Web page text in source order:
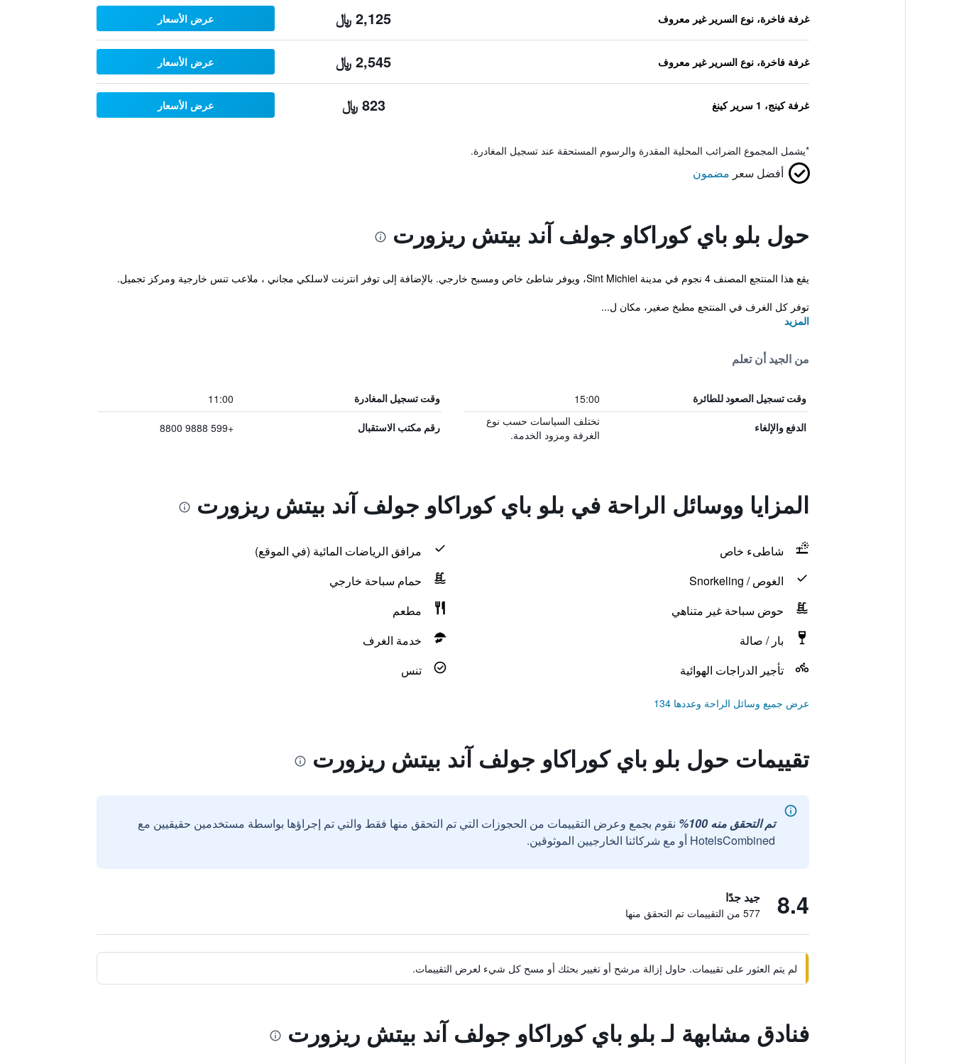
غرفة فاخرة، نوع السرير غير معروف 2,125 ﷼ عرض الأسعار
غرفة فاخرة، نوع السرير غير معروف 2,545 ﷼ عرض الأسعار
غرفة كينج، 1 سرير كينغ 823 ﷼ عرض الأسعار
*يشمل المجموع الضرائب المحلية المقدرة والرسوم المستحقة عند تسجيل المغادرة.
أفضل سعر مضمون
حول بلو باي كوراكاو جولف آند بيتش ريزورت
يقع هذا المنتجع المصنف 4 نجوم في مدينة Sint Michiel، ويوفر شاطئ خاص ومسبح خارجي. بالإضافة إلى توفر انترنت لاسلكي مجاني ، ملاعب تنس خارجية ومركز تجميل.
توفر كل الغرف في المنتجع مطبخ صغير، مكان ل...
المزيد
من الجيد أن تعلم
وقت تسجيل الصعود للطائرة 15:00 وقت تسجيل المغادرة 11:00
الدفع والإلغاء
تختلف السياسات حسب نوع
الغرفة ومزود الخدمة.
رقم مكتب الاستقبال +599 9888 8800
المزايا ووسائل الراحة في بلو باي كوراكاو جولف آند بيتش ريزورت
شاطىء خاص
مرافق الرياضات المائية (في الموقع)
الغوص / Snorkeling
حمام سباحة خارجي
حوض سباحة غير متناهي
مطعم
بار / صالة
خدمة الغرف
تأجير الدراجات الهوائية
تنس
عرض جميع وسائل الراحة وعددها 134
تقييمات حول بلو باي كوراكاو جولف آند بيتش ريزورت
تم التحقق منه 100%
نقوم بجمع وعرض التقييمات من الحجوزات التي تم التحقق منها فقط والتي تم إجراؤها بواسطة مستخدمين حقيقيين مع
HotelsCombined أو مع شركائنا الخارجيين الموثوقين.
8.4 جيد جدًا
577 من التقييمات تم التحقق منها
لم يتم العثور على تقييمات. حاول إزالة مرشح أو تغيير بحثك أو مسح كل شيء لعرض التقييمات.
فنادق مشابهة لـ بلو باي كوراكاو جولف آند بيتش ريزورت